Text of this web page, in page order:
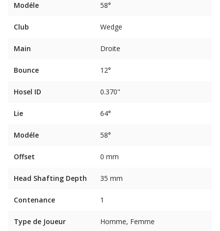
Modéle 58°
Club Wedge
Main Droite
Bounce 12°
Hosel ID 0.370"
Lie 64°
Modéle 58°
Offset 0 mm
Head Shafting Depth 35 mm
Contenance 1
Type de Joueur Homme, Femme